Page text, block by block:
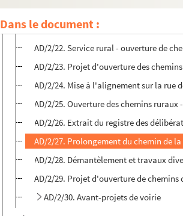
Dans le document :
AD/2/20. Rue des Halles
AD/2/21. Rectification de la route
AD/2/22. Service rural - ouverture de
AD/2/23. Projet d'ouverture des
AD/2/24. Mise à l'alignement sur la rue
AD/2/25. Ouverture des chemins
AD/2/26. Extrait du registre des
AD/2/27. Prolongement du chemin de
AD/2/28. Démantèlement et travaux
AD/2/29. Projet d'ouverture de
AD/2/30. Avant-projets de voirie